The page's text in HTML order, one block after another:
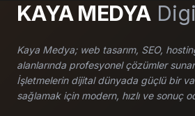
KAYA MEDYA
Kaya Medya; web tasarım, SEO,
alanlarında profesyonel çözümler
İşletmelerin dijital dünyada güçlü bir
sağlamak için modern, hızlı ve sonuç